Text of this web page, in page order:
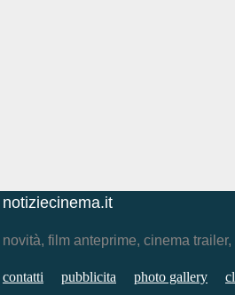
notiziecinema.it
novità, film anteprime, cinema
contatti pubblicita photo gallery